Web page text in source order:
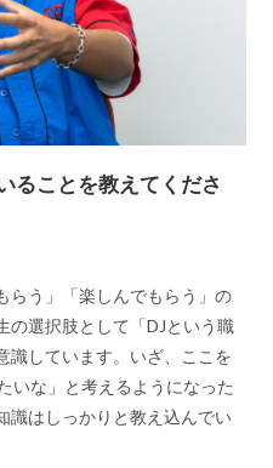
ることを教えてくださ
らう」「楽しんでもらう」の
の選択肢として「DJという職
識しています。いざ、ここを
いな」と考えるようになった
識はしっかりと教え込んでい